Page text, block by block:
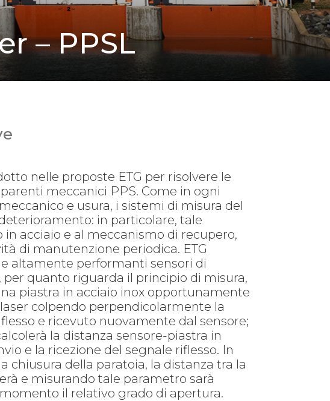
– PPSL
nelle proposte ETG per risolvere le
meccanici PPS. Come in ogni
e usura, i sistemi di misura del
in particolare, tale
acciaio e al meccanismo di recupero,
di manutenzione periodica. ETG
altamente performanti sensori di
per quanto riguarda il principio di misura,
piastra in acciaio inox opportunamente
colpendo perpendicolarmente la
e ricevuto nuovamente dal sensore;
la distanza sensore-piastra in
e la ricezione del segnale riflesso. In
chiusura della paratoia, la distanza tra la
e misurando tale parametro sarà
il relativo grado di apertura.